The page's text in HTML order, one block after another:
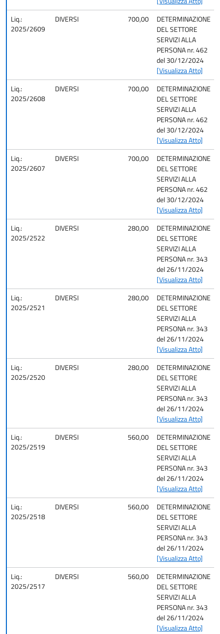
Liq.:
2025/2609
DIVERSI 700,00
DETERMINAZIONE
DEL SETTORE
SERVIZI ALLA
PERSONA nr. 462
del 30/12/2024
[Visualizza Atto]
Liq.:
2025/2608
DIVERSI 700,00
DETERMINAZIONE
DEL SETTORE
SERVIZI ALLA
PERSONA nr. 462
del 30/12/2024
[Visualizza Atto]
Liq.:
2025/2607
DIVERSI 700,00
DETERMINAZIONE
DEL SETTORE
SERVIZI ALLA
PERSONA nr. 462
del 30/12/2024
[Visualizza Atto]
Liq.:
2025/2522
DIVERSI 280,00
DETERMINAZIONE
DEL SETTORE
SERVIZI ALLA
PERSONA nr. 343
del 26/11/2024
[Visualizza Atto]
Liq.:
2025/2521
DIVERSI 280,00
DETERMINAZIONE
DEL SETTORE
SERVIZI ALLA
PERSONA nr. 343
del 26/11/2024
[Visualizza Atto]
Liq.:
2025/2520
DIVERSI 280,00
DETERMINAZIONE
DEL SETTORE
SERVIZI ALLA
PERSONA nr. 343
del 26/11/2024
[Visualizza Atto]
Liq.:
2025/2519
DIVERSI 560,00
DETERMINAZIONE
DEL SETTORE
SERVIZI ALLA
PERSONA nr. 343
del 26/11/2024
[Visualizza Atto]
Liq.:
2025/2518
DIVERSI 560,00
DETERMINAZIONE
DEL SETTORE
SERVIZI ALLA
PERSONA nr. 343
del 26/11/2024
[Visualizza Atto]
Liq.:
2025/2517
DIVERSI 560,00
DETERMINAZIONE
DEL SETTORE
SERVIZI ALLA
PERSONA nr. 343
del 26/11/2024
[Visualizza Atto]